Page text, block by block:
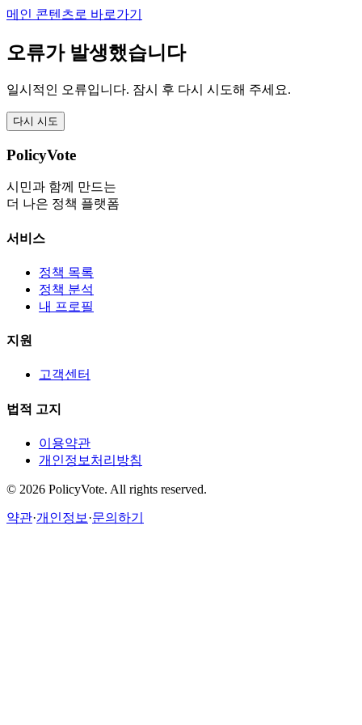
메인 콘텐츠로 바로가기
오류가 발생했습니다
일시적인 오류입니다. 잠시 후 다시 시도해 주세요.
다시 시도
PolicyVote
시민과 함께 만드는
더 나은 정책 플랫폼
서비스
정책 목록
정책 분석
내 프로필
지원
고객센터
법적 고지
이용약관
개인정보처리방침
© 2026 PolicyVote. All rights reserved.
약관·개인정보 ·문의하기